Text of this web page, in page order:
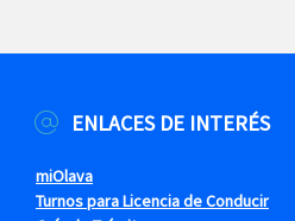
ENLACES DE INTERÉS
miOlava
Turnos para Licencia de Conducir